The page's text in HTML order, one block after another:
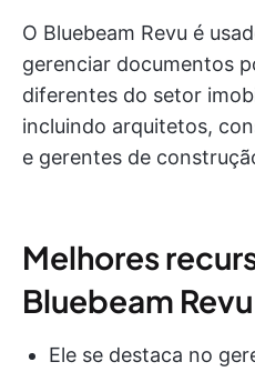
O Bluebeam Revu é
gerenciar documentos
diferentes do setor
incluindo arquitetos,
e gerentes de
Melhores
Bluebeam Revu
Ele se destaca no